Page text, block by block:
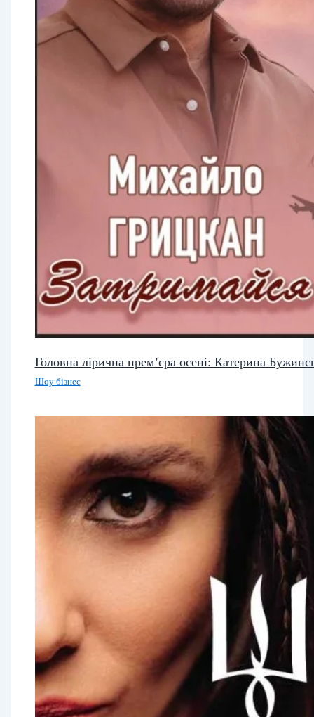
Головна лірична прем’єра осені: Катерина
Шоу бізнес